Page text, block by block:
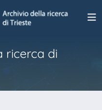
ricerca di